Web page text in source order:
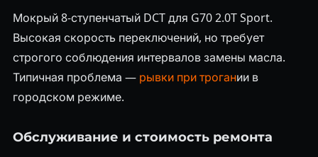
Мокрый 8-ступенчатый DCT для G70 2.0T Sport.
Высокая скорость переключений, но требует
строгого соблюдения интервалов замены масла.
Типичная проблема — рывки при трогании в
городском режиме.
Обслуживание и стоимость ремонта